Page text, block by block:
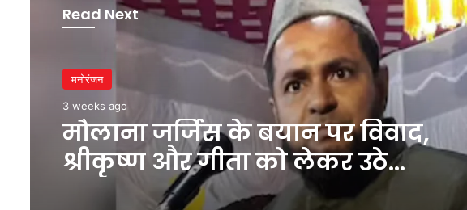
Read Next
मनोरंजन
3 weeks ago
मौलाना जर्जिस के बयान पर विवाद,
श्रीकृष्ण और गीता को लेकर उठे
सवाल